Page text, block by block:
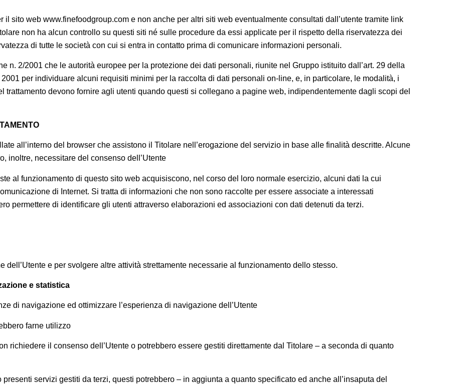
il sito web www.finefoodgroup.com e non anche per altri siti web eventualmente consultati dall’utente tramite link
non ha alcun controllo su questi siti né sulle procedure da essi applicate per il rispetto della riservatezza dei
di tutte le società con cui si entra in contatto prima di comunicare informazioni personali.
n. 2/2001 che le autorità europee per la protezione dei dati personali, riunite nel Gruppo istituito dall’art. 29 della
per individuare alcuni requisiti minimi per la raccolta di dati personali on-line, e, in particolare, le modalità, i
trattamento devono fornire agli utenti quando questi si collegano a pagine web, indipendentemente dagli scopi del
all’interno del browser che assistono il Titolare nell’erogazione del servizio in base alle finalità descritte. Alcune
inoltre, necessitare del consenso dell’Utente
al funzionamento di questo sito web acquisiscono, nel corso del loro normale esercizio, alcuni dati la cui
di Internet. Si tratta di informazioni che non sono raccolte per essere associate a interessati
permettere di identificare gli utenti attraverso elaborazioni ed associazioni con dati detenuti da terzi.
e per svolgere altre attività strettamente necessarie al funzionamento dello stesso.
e statistica
di navigazione ed ottimizzare l’esperienza di navigazione dell’Utente
farne utilizzo
richiedere il consenso dell’Utente o potrebbero essere gestiti direttamente dal Titolare – a seconda di quanto
servizi gestiti da terzi, questi potrebbero – in aggiunta a quanto specificato ed anche all’insaputa del